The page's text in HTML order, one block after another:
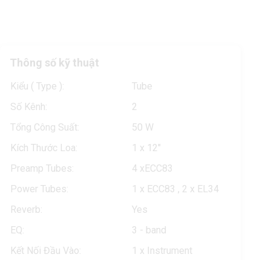
Thông số kỹ thuật
Kiểu ( Type ):
Tube
Số Kênh:
2
Tổng Công Suất:
50 W
Kích Thước Loa:
1 x 12"
Preamp Tubes:
4 xECC83
Power Tubes:
1 x ECC83 , 2 x EL34
Reverb:
Yes
EQ:
3 - band
Kết Nối Đầu Vào:
1 x Instrument